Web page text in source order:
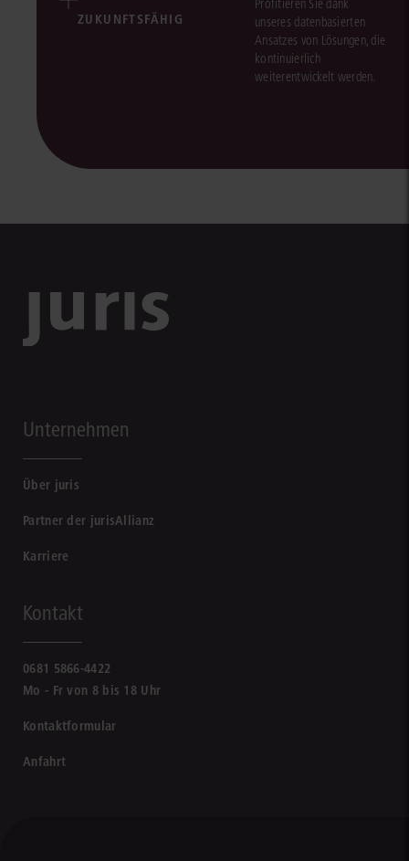
ZUKUNFTSFÄHIG
Profitieren Sie dank
unseres datenbasierten
Ansatzes von Lösungen, die
kontinuierlich
weiterentwickelt werden.
Unternehmen
Über juris
Partner der jurisAllianz
Karriere
Kontakt
0681 5866-4422
Mo - Fr von 8 bis 18 Uhr
Kontaktformular
Anfahrt